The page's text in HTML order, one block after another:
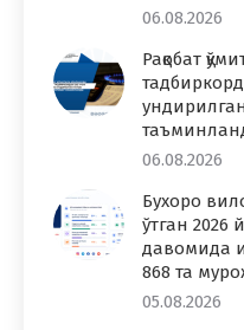
06.08.2026
Рақобат
06.08.2026
Бухоро
ўтган
давомида
868 та
05.08.2026